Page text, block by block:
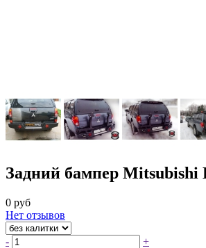
Задний бампер Mitsubishi
0 руб
Нет отзывов
-
+